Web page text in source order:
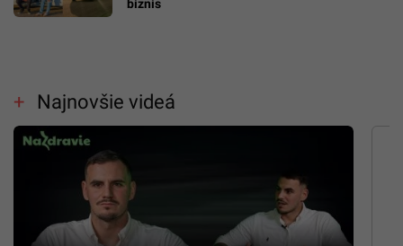
biznis
Najnovšie videá